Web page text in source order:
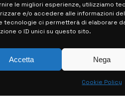
le migliori esperienze, utilizziamo
e/o accedere alle informazioni
tecnologie ci permetterà di elaborare
o ID unici su questo sito.
Accetta Nega
Cookie Policy
RISERVATI – CREATO DA LUIGI PITARI